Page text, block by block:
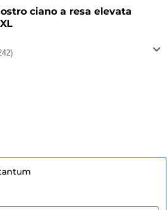
ciano a resa elevata